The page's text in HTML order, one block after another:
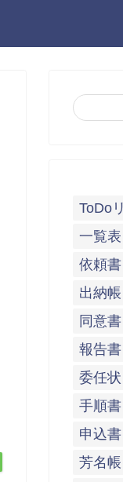
ToDo
一覧表
依頼書
出納帳
同意書
報告書
委任状
手順書
申込書
芳名帳